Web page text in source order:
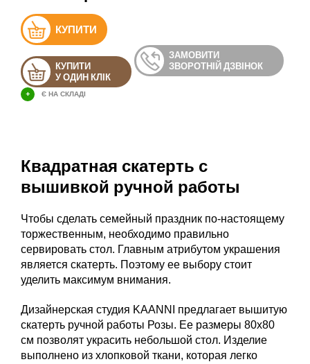
КУПИТИ
КУПИТИ
У ОДИН КЛІК
ЗАМОВИТИ
ЗВОРОТНІЙ ДЗВІНОК
+ Є НА СКЛАДІ
Квадратная скатерть с
вышивкой ручной работы
Чтобы сделать семейный праздник по-настоящему
торжественным, необходимо правильно
сервировать стол. Главным атрибутом украшения
является скатерть. Поэтому ее выбору стоит
уделить максимум внимания.
Дизайнерская студия KAANNI предлагает вышитую
скатерть ручной работы Розы. Ее размеры 80х80
см позволят украсить небольшой стол. Изделие
выполнено из хлопковой ткани, которая легко